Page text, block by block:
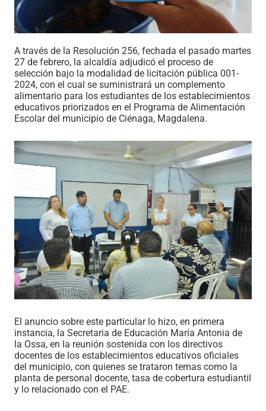
A través de la Resolución 256, fechada el pasado martes
27 de febrero, la alcaldía adjudicó el proceso de
selección bajo la modalidad de licitación pública 001-
2024, con el cual se suministrará un complemento
alimentario para los estudiantes de los establecimientos
educativos priorizados en el Programa de Alimentación
Escolar del municipio de Ciénaga, Magdalena.
El anuncio sobre este particular lo hizo, en primera
instancia, la Secretaria de Educación María Antonia de
la Ossa, en la reunión sostenida con los directivos
docentes de los establecimientos educativos oficiales
del municipio, con quienes se trataron temas como la
planta de personal docente, tasa de cobertura estudiantil
y lo relacionado con el PAE.